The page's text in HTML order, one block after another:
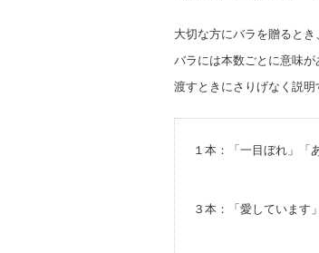
大切な方にバラを贈るとき
バラには本数ごとに意味が
渡すときにさりげなく説明
１本：「一目ぼれ」「
３本：「愛しています